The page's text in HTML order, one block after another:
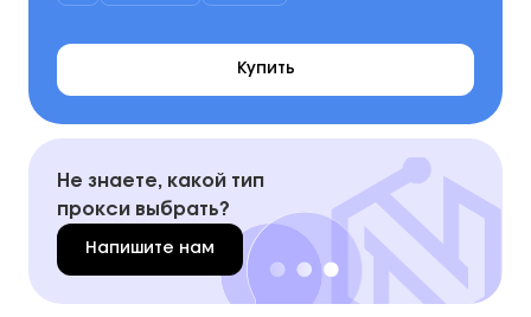
Купить
Не знаете, какой тип
прокси выбрать?
Напишите нам